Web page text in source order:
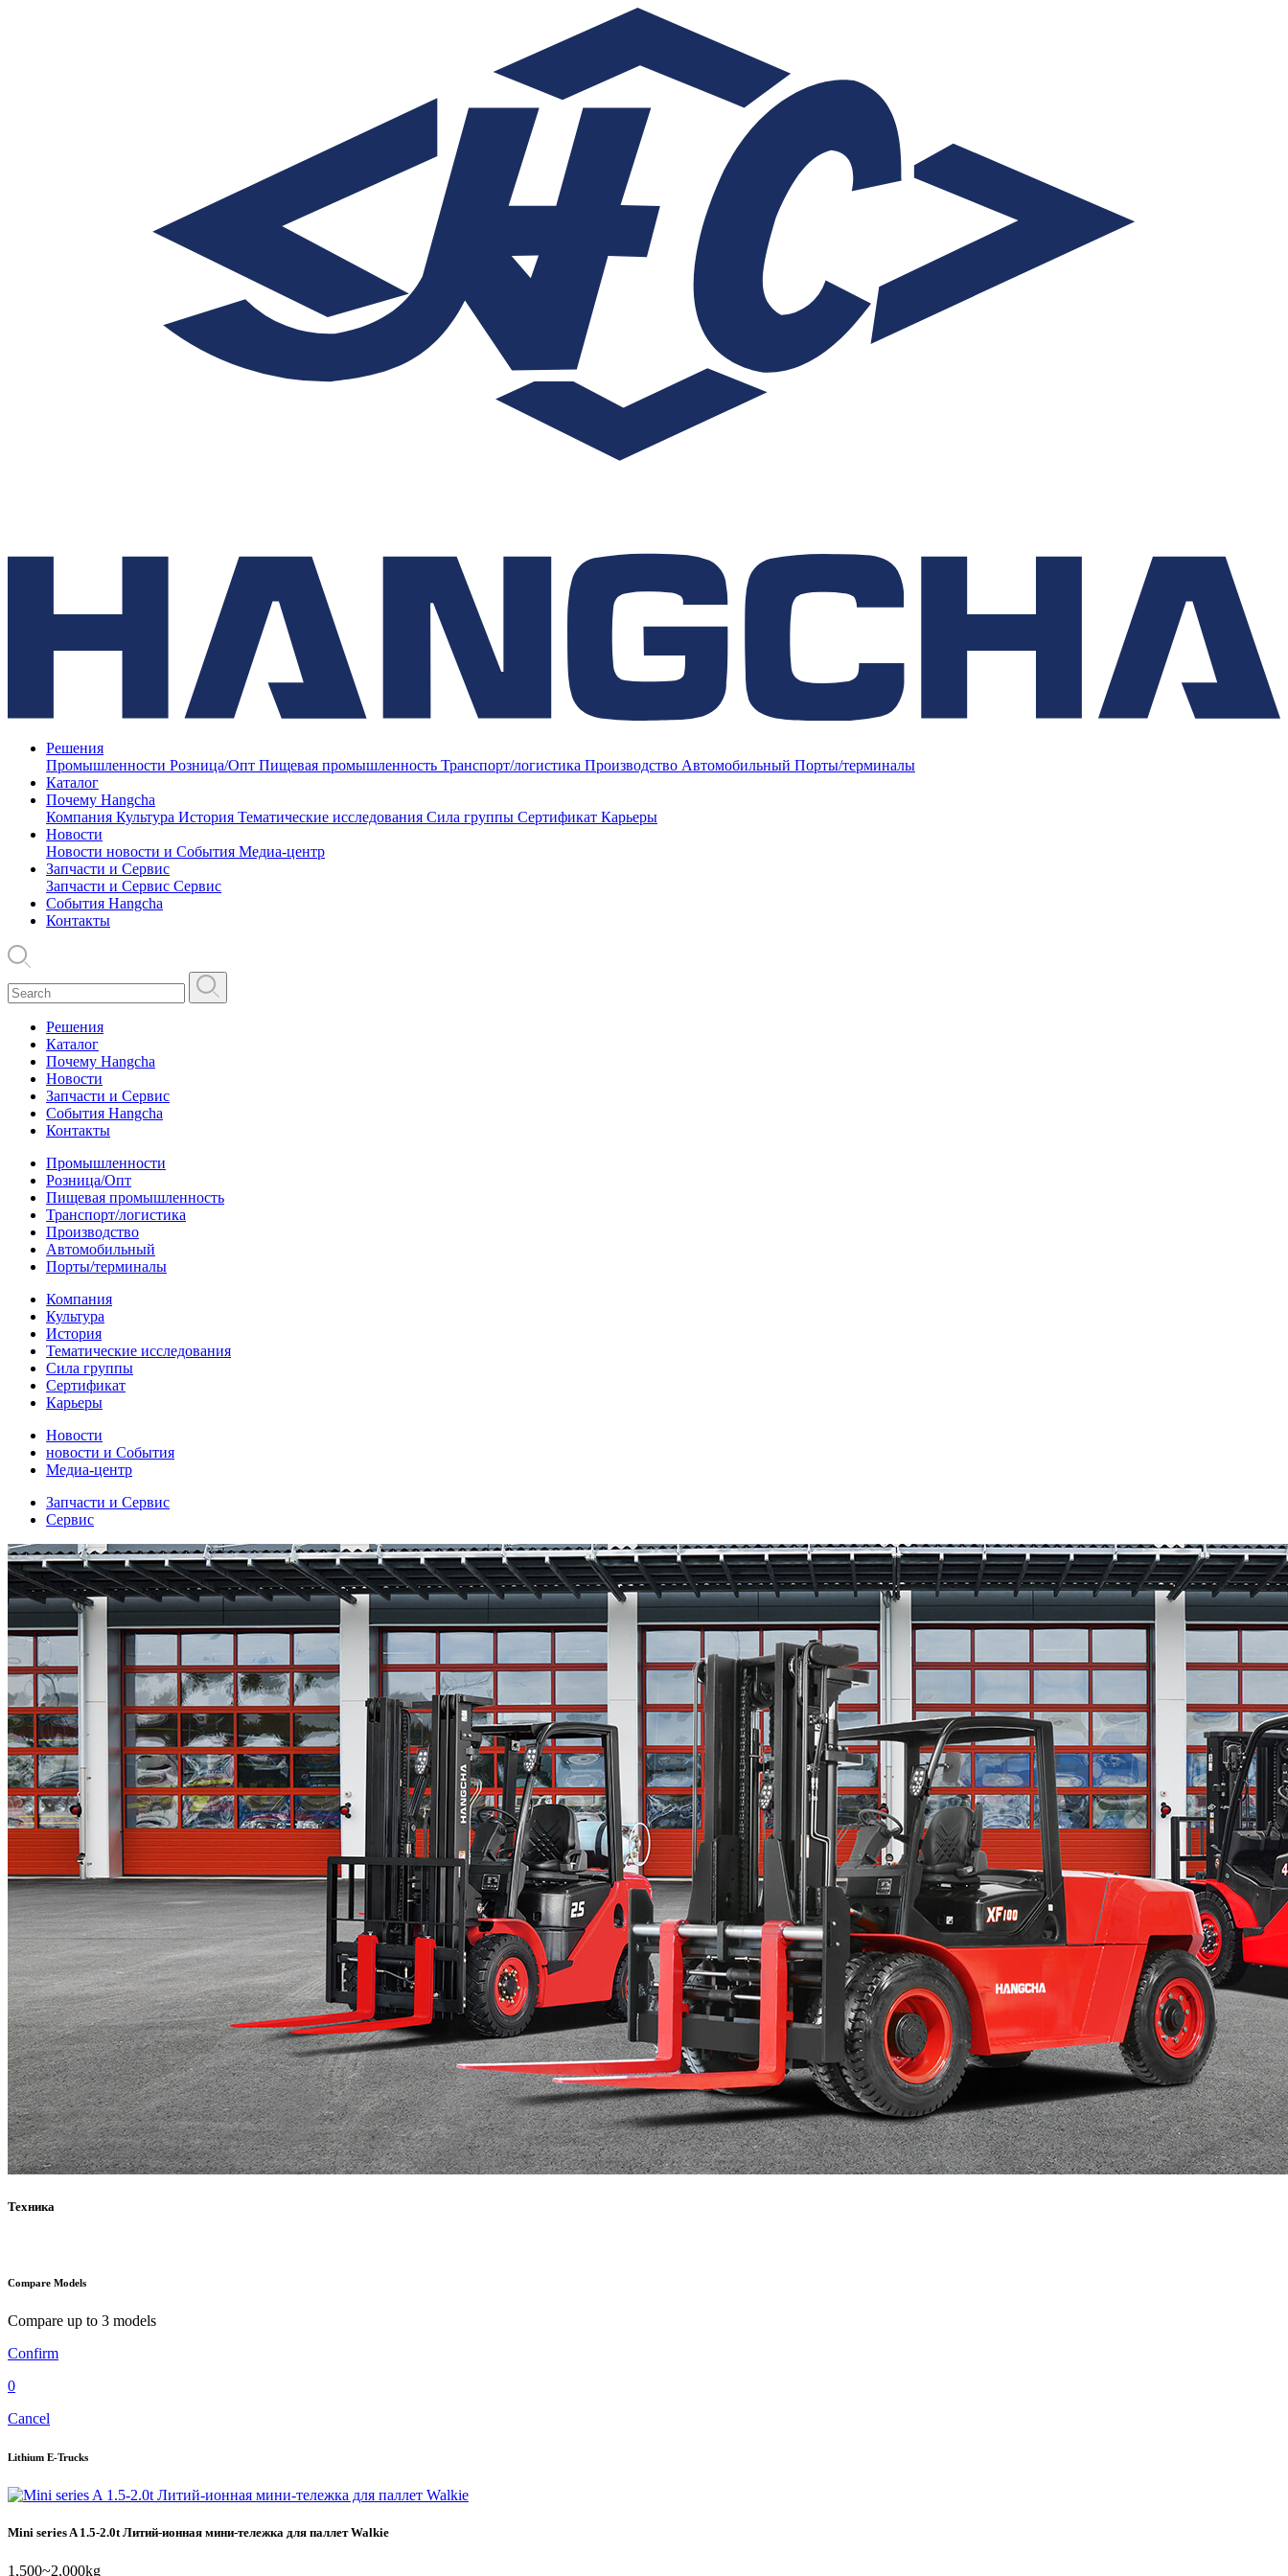
Решения
Промышленности Розница/Опт Пищевая промышленность Транспорт/логистика Производство Автомобильный Порты/терминалы
Каталог
Почему Hangcha
Компания Культура История Тематические исследования Сила группы Сертификат Карьеры
Новости
Новости новости и События Медиа-центр
Запчасти и Сервис
Запчасти и Сервис Сервис
События Hangcha
Контакты
Решения
Каталог
Почему Hangcha
Новости
Запчасти и Сервис
События Hangcha
Контакты
Промышленности
Розница/Опт
Пищевая промышленность
Транспорт/логистика
Производство
Автомобильный
Порты/терминалы
Компания
Культура
История
Тематические исследования
Сила группы
Сертификат
Карьеры
Новости
новости и События
Медиа-центр
Запчасти и Сервис
Сервис
Техника
Compare Models
Compare up to 3 models
Confirm
0
Cancel
Lithium E-Trucks
Mini series A 1.5-2.0t Литий-ионная мини-тележка для паллет Walkie
1,500~2,000kg